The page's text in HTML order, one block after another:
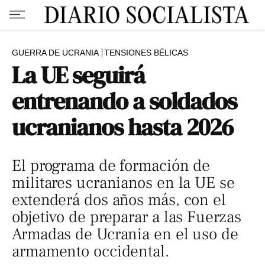
GUERRA DE UCRANIA TENSIONES BÉLICAS
La UE seguirá
entrenando a soldados
ucranianos hasta 2026
El programa de formación de
militares ucranianos en la UE se
extenderá dos años más, con el
objetivo de preparar a las Fuerzas
Armadas de Ucrania en el uso de
armamento occidental.